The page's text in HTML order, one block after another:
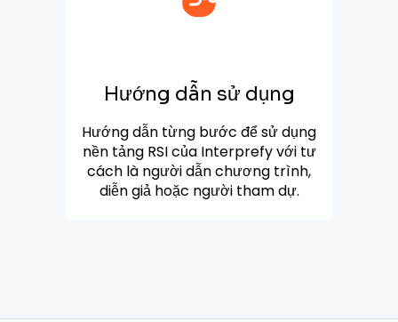
Hướng dẫn sử dụng
Hướng dẫn từng bước để sử dụng
nền tảng RSI của Interprefy với tư
cách là người dẫn chương trình,
diễn giả hoặc người tham dự.